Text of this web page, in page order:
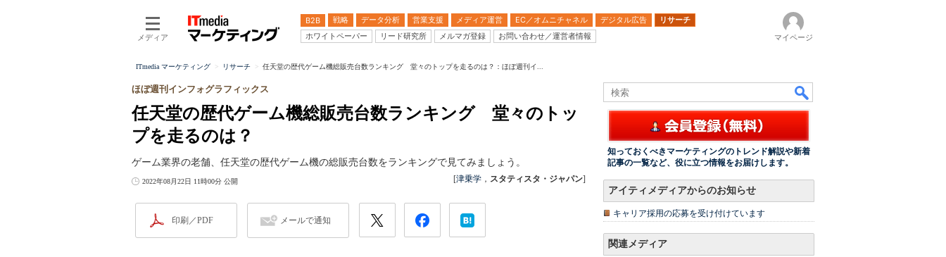
メディア
B2B 戦略 データ分析 営業支援 メディア運営 EC／オムニチャネル デジタル広告
リサーチ
ホワイトペーパー
リード研究所 メルマガ登録 お問い合わせ／運営者情報 マイページ
ITmedia マーケティング リサーチ 任天堂の歴代ゲーム機総販売台数ランキング 堂々のトップを走るのは？：ほぼ週刊イ...
任天堂の歴代ゲーム機総販売台数ランキング 堂々のトッ
プを走るのは？
ほぼ週刊インフォグラフィックス
ゲーム業界の老舗、任天堂の歴代ゲーム機の総販売台数をランキングで見てみましょう。
2022年08月22日 11時00分 公開 [津乗学 ， スタティスタ・ジャパン]
印刷／PDF メールで通知
知っておくべきマーケティングのトレンド解説や新着
記事の一覧など、役に立つ情報をお届けします。
アイティメディアからのお知らせ
キャリア採用の応募を受け付けています
関連メディア